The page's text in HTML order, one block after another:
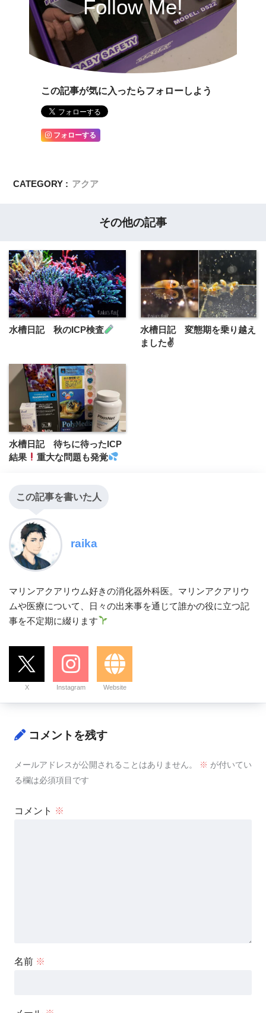
Follow Me!
この記事が気に入ったらフォローしよう
フォローする
CATEGORY : アクア
その他の記事
水槽日記 秋のICP検査
水槽日記 変態期を乗り越え
ました✌️
水槽日記 待ちに待ったICP
結果
重大な問題も発覚
この記事を書いた人
raika
マリンアクアリウム好きの消化器外科医。マリンアクアリウ
ムや医療について、日々の出来事を通じて誰かの役に立つ記
事を不定期に綴ります
X Instagram Website
コメントを残す
メールアドレスが公開されることはありません。 ※ が付いてい
る欄は必須項目です
コメント ※
名前 ※